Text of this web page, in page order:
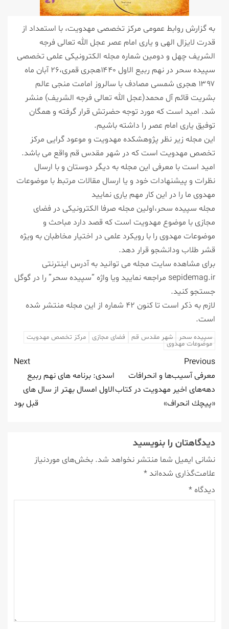
به گزارش روابط عمومی مركز تخصصی مهدویت، با استمداد از
قدرت لایزال الهی و یاری امام عصر عجل الله تعالی فرجه
الشریف چهل و دومین شماره مجله الكترونیكی علمی تخصصی
سپیده سحر در نهم ربیع الاول ۱۴۴۰هجری قمری،۲۶ آبان ماه
۱۳۹۷ هجری شمسی مصادف با سالروز امامت منجی عالم
بشریت قائم آل محمد(عجل الله تعالی فرجه الشریف) منشر
شد. امید است كه مورد توجه حضرتش قرار گرفته و همگان
توفیق یاری امام عصر را داشته باشیم.
این مجله زیر نظر پژوهشكده مهدویت و موعود گرایی مركز
تخصص مهدویت است كه در شهر مقدس قم واقع می باشد.
امید است با معرفی این مجله به دیگر دوستان و با ارسال
نظرات و پیشنهادات خود و یا ارسال مقالات مرتبط با موضوعات
مهدوی ما را در این كار مهم یاری نمایید
مجله سپیده سحر،اولین مجله صرفا الكترونیكی در فضای
مجازی با موضوع مهدویت است كه قصد دارد مباحث و
موضوعات مهدوی را با رویكرد علمی در اختیار مخاطبان به ویژه
قشر طلاب ودانشجو قرار دهد.
برای مشاهده سایت مجله می توانید به آدرس اینترنتی
sepidemag.ir مراجعه نمایید ویا واژه “سپیده سحر” را در گوگل
جستجو كنید.
لازم به ذكر است تا كنون ۴۲ شماره از این مجله منتشر شده
است.
سپیده سحر شهر مقدس قم فضای مجازی مركز تخصص مهدویت
موضوعات مهدوی
Previous
معرفی آسیب‌ها و انحرافات
دهه‌های اخیر مهدویت در كتاب
«پیچك انحراف»
Next
اسدی: برنامه های نهم ربیع
الاول امسال بهتر از سال های
قبل بود
دیدگاهتان را بنویسید
نشانی ایمیل شما منتشر نخواهد شد. بخش‌های موردنیاز
علامت‌گذاری شده‌اند *
دیدگاه *